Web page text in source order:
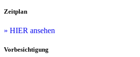
Zeitplan
» HIER ansehen
Vorbesichtigung